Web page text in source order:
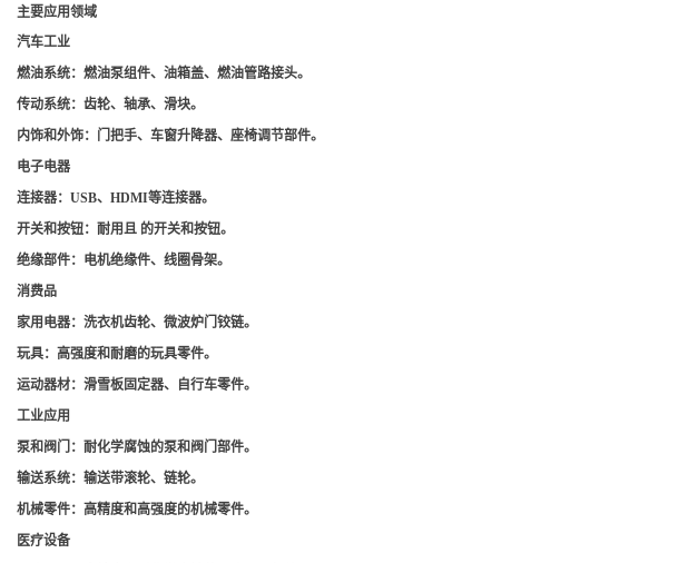
主要应用领域
汽车工业
燃油系统：燃油泵组件、油箱盖、燃油管路接头。
传动系统：齿轮、轴承、滑块。
内饰和外饰：门把手、车窗升降器、座椅调节部件。
电子电器
连接器：USB、HDMI等连接器。
开关和按钮：耐用且 的开关和按钮。
绝缘部件：电机绝缘件、线圈骨架。
消费品
家用电器：洗衣机齿轮、微波炉门铰链。
玩具：高强度和耐磨的玩具零件。
运动器材：滑雪板固定器、自行车零件。
工业应用
泵和阀门 ：耐化学腐蚀的泵和阀门部件。
输送系统：输送带滚轮、链轮。
机械零件：高精度和高强度的机械零件。
医疗设备